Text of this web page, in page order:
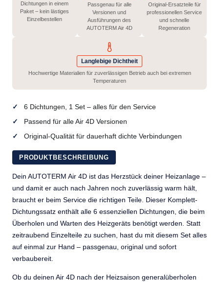
Dichtungen in einem
Paket – kein lästiges
Einzelbestellen
Passgenau für alle
Versionen und
Ausführungen des
AUTOTERM Air 4D
Original-Ersatzteile für
professionellen Service
und schnelle
Regeneration
Langlebige Dichtheit
Hochwertige Materialien für zuverlässigen Betrieb auch bei extremen
Temperaturen
6 Dichtungen, 1 Set – alles für den Service
Passend für alle Air 4D Versionen
Original-Qualität für dauerhaft dichte Verbindungen
PRODUKTBESCHREIBUNG
Dein AUTOTERM Air 4D ist das Herzstück deiner Heizanlage –
und damit er auch nach Jahren noch zuverlässig warm hält,
braucht er beim Service die richtigen Teile. Dieser Komplett-
Dichtungssatz enthält alle 6 essenziellen Dichtungen, die beim
Überholen und Warten des Heizgeräts benötigt werden. Statt
zeitraubend Einzelteile zu suchen, hast du mit diesem Set alles
auf einmal zur Hand – passgenau, original und sofort
verbaubereit.
Ob du deinen Air 4D nach der Heizsaison generalüberholen